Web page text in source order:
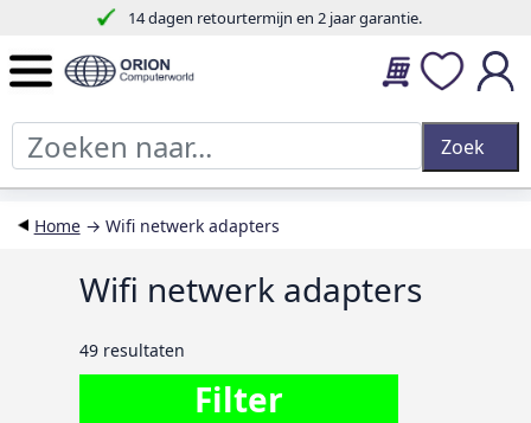
14 dagen retourtermijn en 2 jaar garantie.
Home→ Wifi netwerk adapters
Wifi netwerk adapters
49 resultaten
Filter